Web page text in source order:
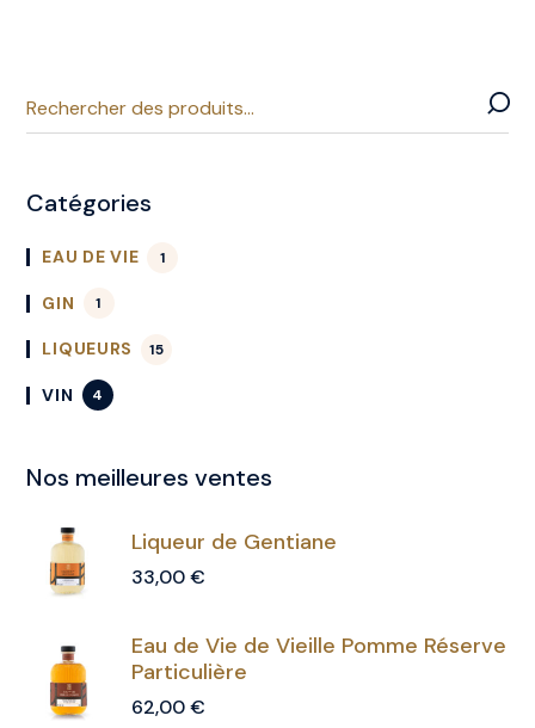
Catégories
EAU DE VIE 1
GIN 1
LIQUEURS 15
VIN 4
Nos meilleures ventes
Liqueur de Gentiane
33,00€
Eau de Vie de Vieille Pomme Réserve
Particulière
62,00€